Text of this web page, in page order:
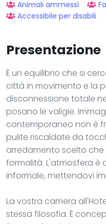
Animali ammessi
Accessibile per disabili
Presentazione
È un equilibrio che si
città in movimento e la
disconnessione totale
posano le valigie.
contemporaneo non è
pulite riscaldate da
arredamento scelto che
formalità. L'atmosfera è
informale, mettendovi
La vostra camera
stessa filosofia. È